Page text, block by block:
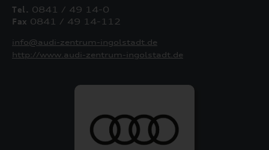
Tel. 0841 / 49 14-0
Fax 0841 / 49 14-112
info@audi-zentrum-ingolstadt.de
http://www.audi-zentrum-ingolstadt.de